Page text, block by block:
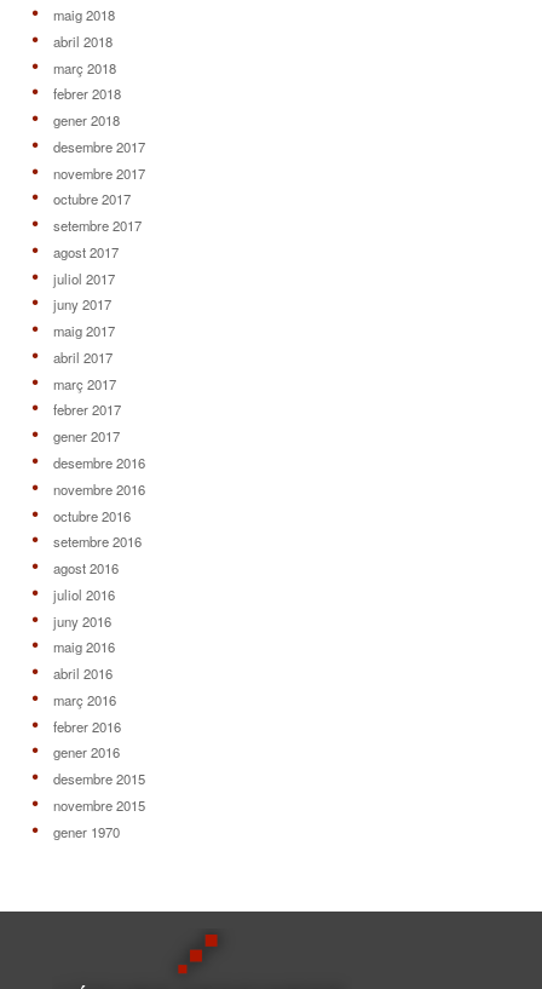
maig 2018
abril 2018
març 2018
febrer 2018
gener 2018
desembre 2017
novembre 2017
octubre 2017
setembre 2017
agost 2017
juliol 2017
juny 2017
maig 2017
abril 2017
març 2017
febrer 2017
gener 2017
desembre 2016
novembre 2016
octubre 2016
setembre 2016
agost 2016
juliol 2016
juny 2016
maig 2016
abril 2016
març 2016
febrer 2016
gener 2016
desembre 2015
novembre 2015
gener 1970